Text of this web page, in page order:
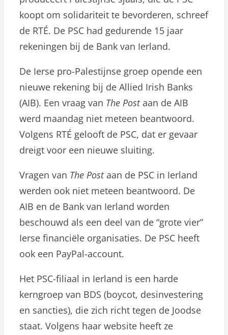
koopt om solidariteit te bevorderen, schreef
de RTÉ. De PSC had gedurende 15 jaar
rekeningen bij de Bank van Ierland.
De Ierse pro-Palestijnse groep opende een
nieuwe rekening bij de Allied Irish Banks
(AIB). Een vraag van The Postaan de AIB
werd maandag niet meteen beantwoord.
Volgens RTÉ gelooft de PSC, dat er gevaar
dreigt voor een nieuwe sluiting.
Vragen van The Postaan de PSC in Ierland
werden ook niet meteen beantwoord. De
AIB en de Bank van Ierland worden
beschouwd als een deel van de “grote vier”
Ierse financiële organisaties. De PSC heeft
ook een PayPal-account.
Het PSC-filiaal in Ierland is een harde
kerngroep van BDS (boycot, desinvestering
en sancties), die zich richt tegen de Joodse
staat. Volgens haar website heeft ze